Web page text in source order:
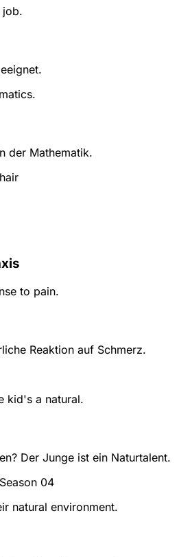
job.
der Mathematik.
to pain.
Reaktion auf Schmerz.
kid's a natural.
Der Junge ist ein Naturtalent.
04
natural environment.